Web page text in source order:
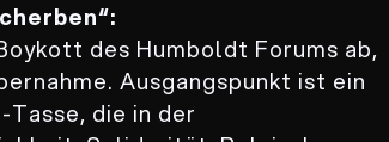
des Humboldt Forums ab,
Ausgangspunkt ist ein
die in der